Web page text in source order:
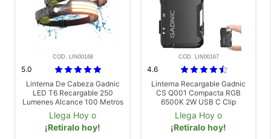
COD. LIN00168
5.0
Linterna De Cabeza Gadnic
LED T6 Recargable 250
Lumenes Alcance 100 Metros
USB IPX4 Bateria 18650
Llega Hoy o
¡Retiralo hoy!
COD. LIN00167
4.6
Linterna Recargable Gadnic
CS Q001 Compacta RGB
6500K 2W USB C Clip
Llega Hoy o
¡Retiralo hoy!